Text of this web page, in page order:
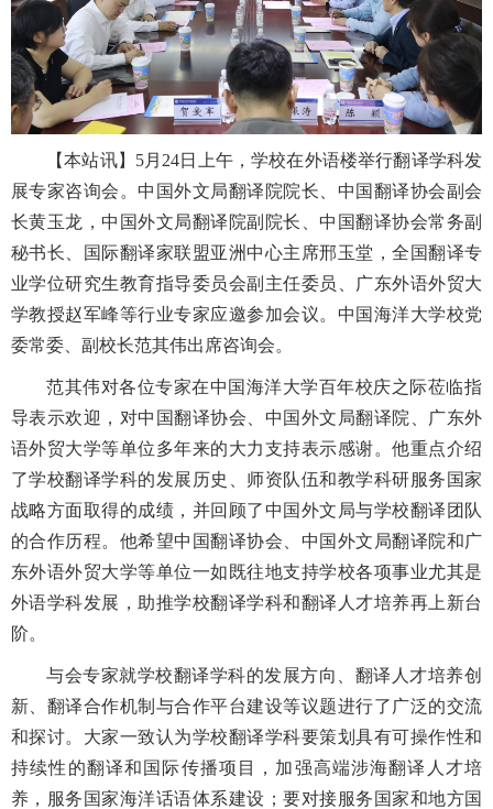
【本站讯】5月24日上午，学校在外语楼举行翻译学科发
展专家咨询会。中国外文局翻译院院长、中国翻译协会副会
长黄玉龙，中国外文局翻译院副院长、中国翻译协会常务副
秘书长、国际翻译家联盟亚洲中心主席邢玉堂，全国翻译专
业学位研究生教育指导委员会副主任委员、广东外语外贸大
学教授赵军峰等行业专家应邀参加会议。中国海洋大学校党
委常委、副校长范其伟出席咨询会。
范其伟对各位专家在中国海洋大学百年校庆之际莅临指
导表示欢迎，对中国翻译协会、中国外文局翻译院、广东外
语外贸大学等单位多年来的大力支持表示感谢。他重点介绍
了学校翻译学科的发展历史、师资队伍和教学科研服务国家
战略方面取得的成绩，并回顾了中国外文局与学校翻译团队
的合作历程。他希望中国翻译协会、中国外文局翻译院和广
东外语外贸大学等单位一如既往地支持学校各项事业尤其是
外语学科发展，助推学校翻译学科和翻译人才培养再上新台
阶。
与会专家就学校翻译学科的发展方向、翻译人才培养创
新、翻译合作机制与合作平台建设等议题进行了广泛的交流
和探讨。大家一致认为学校翻译学科要策划具有可操作性和
持续性的翻译和国际传播项目，加强高端涉海翻译人才培
养，服务国家海洋话语体系建设；要对接服务国家和地方国